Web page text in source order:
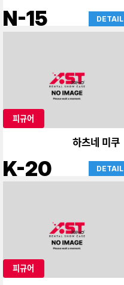
N-15 DETAIL
피규어
하츠네 미쿠
K-20 DETAIL
피규어